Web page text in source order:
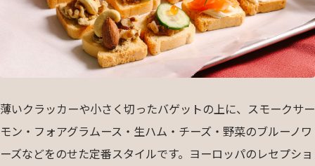
薄いクラッカーや小さく切ったバゲットの上に、スモークサー
モン・フォアグラムース・生ハム・チーズ・野菜のブルーノワ
ーズなどをのせた定番スタイルです。ヨーロッパのレセプショ